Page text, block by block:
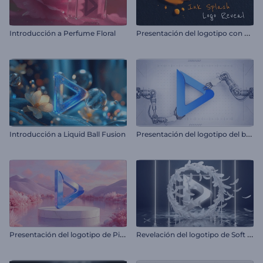
Introducción a Perfume Floral P
resentación del logotipo con efecto de salpicadura de tinta
Introducción a Liquid Ball Fusion P
resentación del logotipo del brazo robótico
P
resentación del logotipo de Pink Valley R
evelación del logotipo de Soft Feathers